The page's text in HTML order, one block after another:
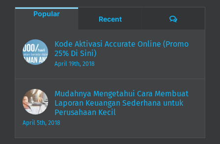
Popular
Recent Comments
Kode Aktivasi Accurate Online (Promo
25% Di Sini)
April 19th, 2018
Mudahnya Mengetahui Cara Membuat
Laporan Keuangan Sederhana untuk
Perusahaan Kecil
April 5th, 2018